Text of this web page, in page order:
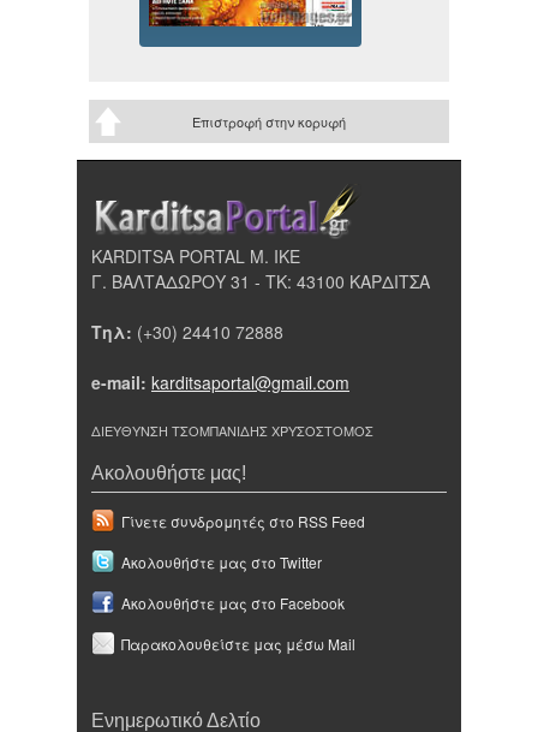
Επιστροφή στην κορυφή
KARDITSA PORTAL Μ. ΙΚΕ
Γ. ΒΑΛΤΑΔΩΡΟΥ 31 - ΤΚ: 43100 ΚΑΡΔΙΤΣΑ
Τηλ: (+30) 24410 72888
e-mail: karditsaportal@gmail.com
ΔΙΕΥΘΥΝΣΗ ΤΣΟΜΠΑΝΙΔΗΣ ΧΡΥΣΟΣΤΟΜΟΣ
Ακολουθήστε μας!
Γίνετε συνδρομητές στο RSS Feed
Ακολουθήστε μας στο Twitter
Ακολουθήστε μας στο Facebook
Παρακολουθείστε μας μέσω Mail
Ενημερωτικό Δελτίο